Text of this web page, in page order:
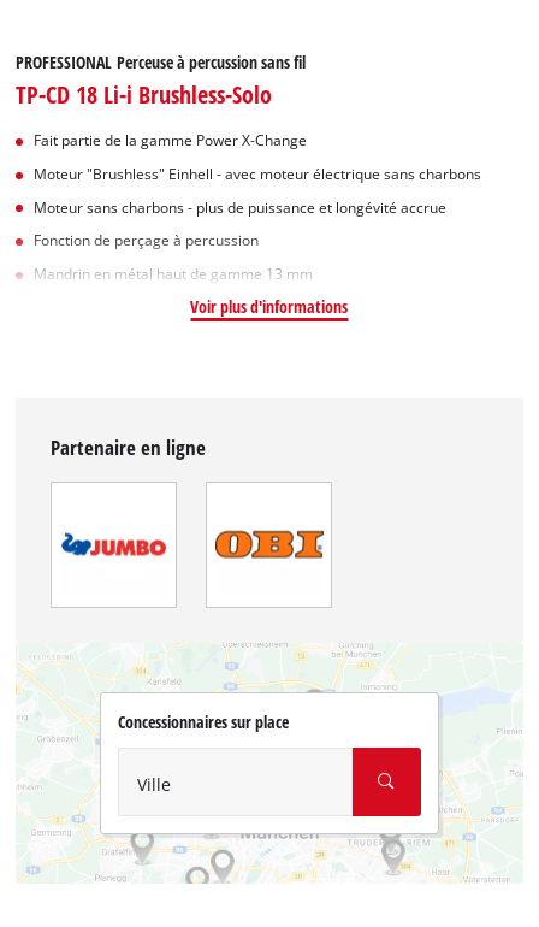
PROFESSIONAL Perceuse à percussion sans fil
TP-CD 18 Li-i Brushless-Solo
Fait partie de la gamme Power X-Change
Moteur "Brushless" Einhell - avec moteur électrique sans charbons
Moteur sans charbons - plus de puissance et longévité accrue
Fonction de perçage à percussion
Mandrin en métal haut de gamme 13 mm
Voir plus d'informations
Partenaire en ligne
Concessionnaires sur place
Ville